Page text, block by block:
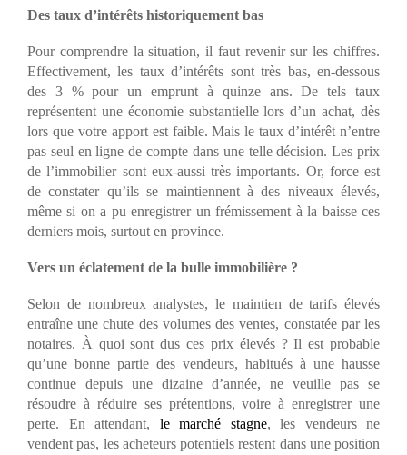
Des taux d’intérêts historiquement bas
Pour comprendre la situation, il faut revenir sur les chiffres.
Effectivement, les taux d’intérêts sont très bas, en-dessous
des 3 % pour un emprunt à quinze ans. De tels taux
représentent une économie substantielle lors d’un achat, dès
lors que votre apport est faible. Mais le taux d’intérêt n’entre
pas seul en ligne de compte dans une telle décision. Les prix
de l’immobilier sont eux-aussi très importants. Or, force est
de constater qu’ils se maintiennent à des niveaux élevés,
même si on a pu enregistrer un frémissement à la baisse ces
derniers mois, surtout en province.
Vers un éclatement de la bulle immobilière ?
Selon de nombreux analystes, le maintien de tarifs élevés
entraîne une chute des volumes des ventes, constatée par les
notaires. À quoi sont dus ces prix élevés ? Il est probable
qu’une bonne partie des vendeurs, habitués à une hausse
continue depuis une dizaine d’année, ne veuille pas se
résoudre à réduire ses prétentions, voire à enregistrer une
perte. En attendant, le marché stagne, les vendeurs ne
vendent pas, les acheteurs potentiels restent dans une position